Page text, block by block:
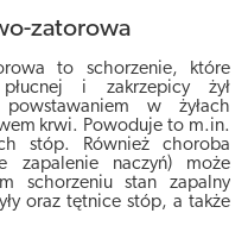
zatorowa
to schorzenie, które
i zakrzepicy żył
w żyłach
krwi. Powoduje to m.in.
stóp. Również choroba
zapalenie naczyń) może
schorzeniu stan zapalny
oraz tętnice stóp, a także